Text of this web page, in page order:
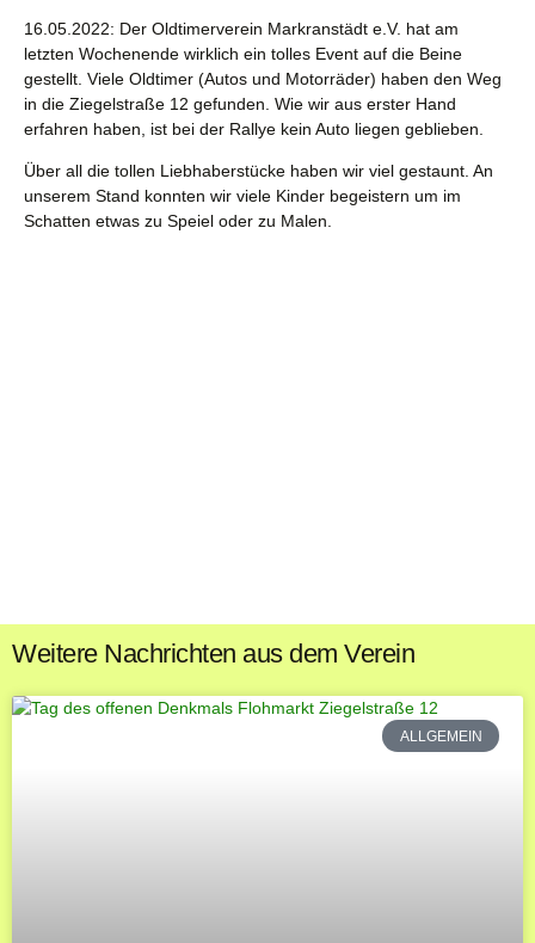
16.05.2022: Der Oldtimerverein Markranstädt e.V. hat am
letzten Wochenende wirklich ein tolles Event auf die Beine
gestellt. Viele Oldtimer (Autos und Motorräder) haben den Weg
in die Ziegelstraße 12 gefunden. Wie wir aus erster Hand
erfahren haben, ist bei der Rallye kein Auto liegen geblieben.
Über all die tollen Liebhaberstücke haben wir viel gestaunt. An
unserem Stand konnten wir viele Kinder begeistern um im
Schatten etwas zu Speiel oder zu Malen.
Weitere Nachrichten aus dem Verein
ALLGEMEIN